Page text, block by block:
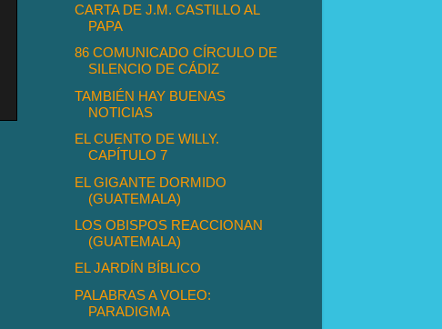
CARTA DE J.M. CASTILLO AL
PAPA
86 COMUNICADO CÍRCULO DE
SILENCIO DE CÁDIZ
TAMBIÉN HAY BUENAS
NOTICIAS
EL CUENTO DE WILLY.
CAPÍTULO 7
EL GIGANTE DORMIDO
(GUATEMALA)
LOS OBISPOS REACCIONAN
(GUATEMALA)
EL JARDÍN BÍBLICO
PALABRAS A VOLEO:
PARADIGMA